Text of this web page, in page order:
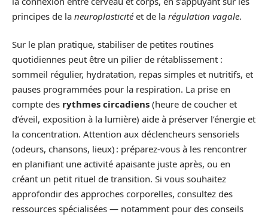
principes de la neuroplasticitéet de la régulation vagale.
Sur le plan pratique, stabiliser de petites routines
quotidiennes peut être un pilier de rétablissement :
sommeil régulier, hydratation, repas simples et nutritifs, et
pauses programmées pour la respiration. La prise en
compte des rythmes circadiens (heure de coucher et
d’éveil, exposition à la lumière) aide à préserver l’énergie et
la concentration. Attention aux déclencheurs sensoriels
(odeurs, chansons, lieux) : préparez-vous à les rencontrer
en planifiant une activité apaisante juste après, ou en
créant un petit rituel de transition. Si vous souhaitez
approfondir des approches corporelles, consultez des
ressources spécialisées — notamment pour des conseils